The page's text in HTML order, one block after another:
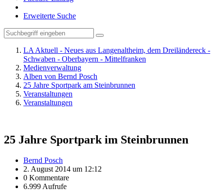
Erweiterte Suche
LA Aktuell - Neues aus Langenaltheim, dem Dreiländereck -
Schwaben - Oberbayern - Mittelfranken
Medienverwaltung
Alben von Bernd Posch
25 Jahre Sportpark am Steinbrunnen
Veranstaltungen
Veranstaltungen
25 Jahre Sportpark im Steinbrunnen
Bernd Posch
2. August 2014 um 12:12
0 Kommentare
6.999 Aufrufe